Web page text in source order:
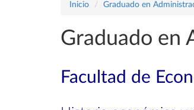
Inicio Graduado en
Graduado en
Facultad de